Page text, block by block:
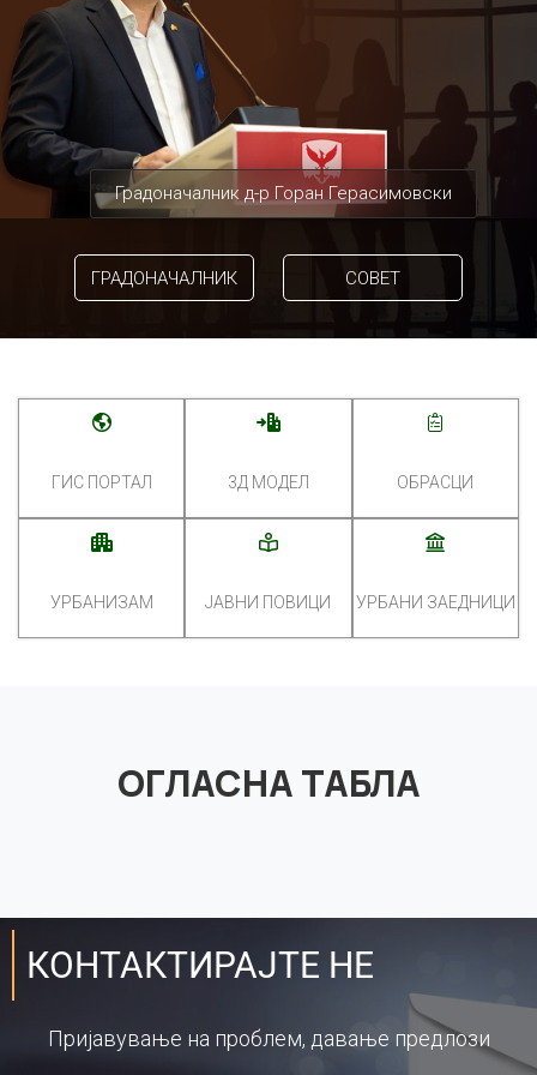
Градоначалник д-р Горан Герасимовски
ГРАДОНАЧАЛНИК СОВЕТ
ГИС ПОРТАЛ 3Д МОДЕЛ ОБРАСЦИ
УРБАНИЗАМ ЈАВНИ ПОВИЦИ УРБАНИ ЗАЕДНИЦИ
ОГЛАСНА ТАБЛА
КОНТАКТИРАЈТЕ НЕ
Пријавување на проблем, давање предлози